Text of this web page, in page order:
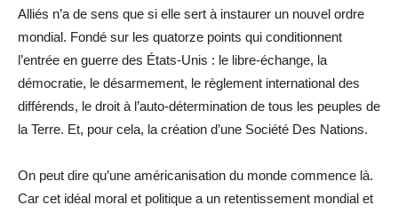
Alliés n’a de sens que si elle sert à instaurer un nouvel ordre
mondial. Fondé sur les quatorze points qui conditionnent
l’entrée en guerre des États-Unis : le libre-échange, la
démocratie, le désarmement, le règlement international des
différends, le droit à l’auto-détermination de tous les peuples de
la Terre. Et, pour cela, la création d’une Société Des Nations.
On peut dire qu’une américanisation du monde commence là.
Car cet idéal moral et politique a un retentissement mondial et